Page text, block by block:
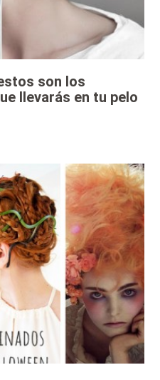
son los
llevarás en tu pelo